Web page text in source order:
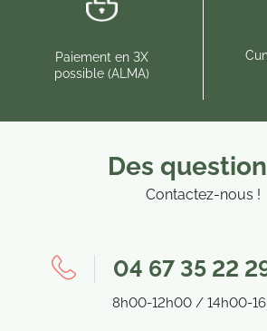
Paiement en 3X
possible (ALMA)
Des
Contactez-nous !
04 67 35 22
8h00-12h00 / 14h00-